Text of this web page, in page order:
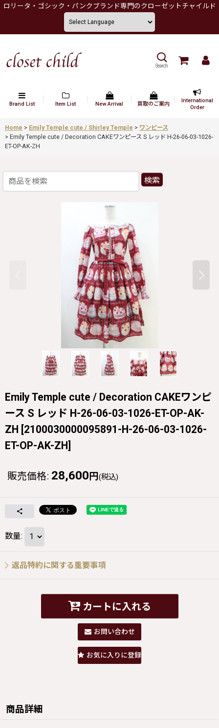
ロリータ・ゴシック・パンクブランド専門のクローゼットチャイルド
Search
Brand List Item List New Arrival 買取のご案内
International
Order
Home > Emily Temple cute / Shirley Temple > ワンピース
> Emily Temple cute / Decoration CAKEワンピース S レッド H-26-06-03-1026-
ET-OP-AK-ZH
検索
Emily Temple cute / Decoration CAKEワンピ
ース S レッド H-26-06-03-1026-ET-OP-AK-
ZH [2100030000095891-H-26-06-03-1026-
ET-OP-AK-ZH]
販売価格: 28,600 円 (税込)
数量:
返品特約に関する重要事項
カートに入れる
お問い合わせ
お気に入りに登録
商品詳細